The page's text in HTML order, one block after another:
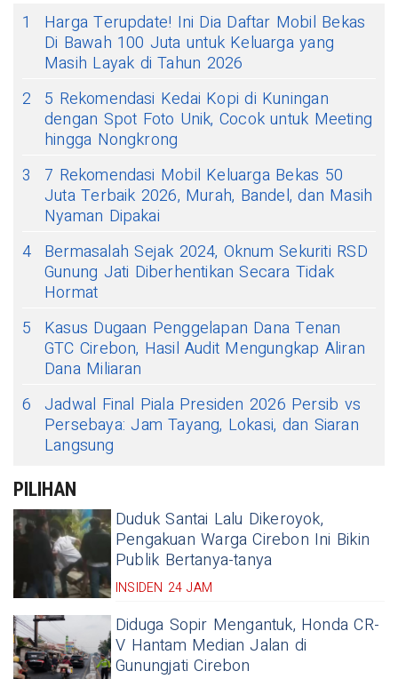
1
Harga Terupdate! Ini Dia Daftar Mobil Bekas
Di Bawah 100 Juta untuk Keluarga yang
Masih Layak di Tahun 2026
2
5 Rekomendasi Kedai Kopi di Kuningan
dengan Spot Foto Unik, Cocok untuk Meeting
hingga Nongkrong
3
7 Rekomendasi Mobil Keluarga Bekas 50
Juta Terbaik 2026, Murah, Bandel, dan Masih
Nyaman Dipakai
4 Bermasalah Sejak 2024, Oknum Sekuriti RSD
Gunung Jati Diberhentikan Secara Tidak
Hormat
5
Kasus Dugaan Penggelapan Dana Tenan
GTC Cirebon, Hasil Audit Mengungkap Aliran
Dana Miliaran
6 Jadwal Final Piala Presiden 2026 Persib vs
Persebaya: Jam Tayang, Lokasi, dan Siaran
Langsung
PILIHAN
Duduk Santai Lalu Dikeroyok,
Pengakuan Warga Cirebon Ini Bikin
Publik Bertanya-tanya
INSIDEN 24 JAM
Diduga Sopir Mengantuk, Honda CR-
V Hantam Median Jalan di
Gunungjati Cirebon